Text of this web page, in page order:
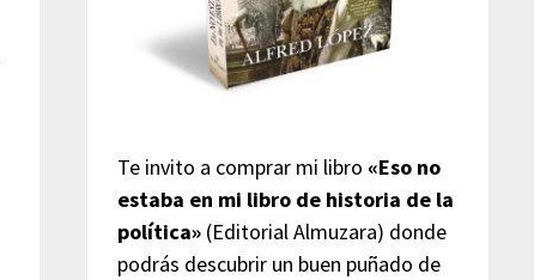
Te invito a comprar mi libro «Eso no
estaba en mi libro de historia de la
política»(Editorial Almuzara) donde
podrás descubrir un buen puñado de